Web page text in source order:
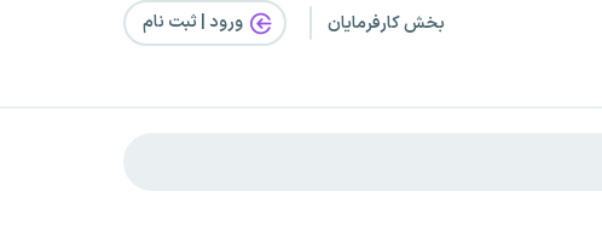
بخش کارفرمایان ورود | ثبت‌ نام